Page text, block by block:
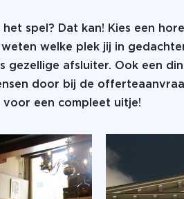
spel? Dat kan! Kies een
welke plek jij in
gezellige afsluiter. Ook een
door bij de
voor een compleet uitje!